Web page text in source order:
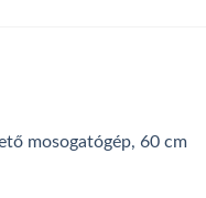
mosogatógép, 60 cm